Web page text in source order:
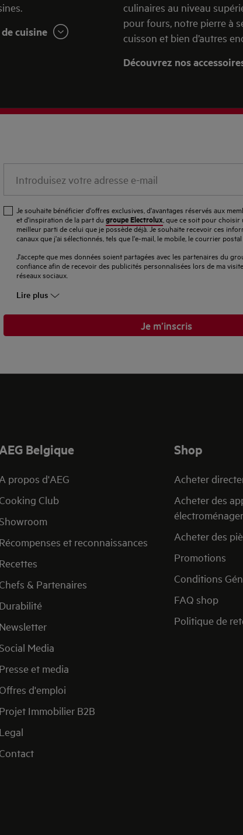
cuisine
culinaires au niveau
pour fours, notre pierre à
cuisson et bien d’autres
Découvrez nos
votre
e-
mail
Je souhaite bénéficier d'offres exclusives, d'avantages réservés aux
et d'inspiration de la part du groupe Electrolux , que ce soit pour
meilleur parti de celui que je possède déjà. Je souhaite recevoir ces
canaux que j'ai sélectionnés, tels que l'e-mail, le mobile, le courrier
J'accepte que mes données soient partagées avec les partenaires du
confiance afin de recevoir des publicités personnalisées lors de ma
réseaux sociaux.
Lire plus
Je m’inscris
AEG Belgique
A propos d'AEG
Club
Showroom
Récompenses et reconnaissances
Recettes
& Partenaires
Durabilité
Newsletter
Social Media
Presse et media
d'emploi
Projet Immobilier B2B
Legal
Shop
Acheter
Acheter des
Acheter des
Promotions
Conditions
FAQ shop
Politique de